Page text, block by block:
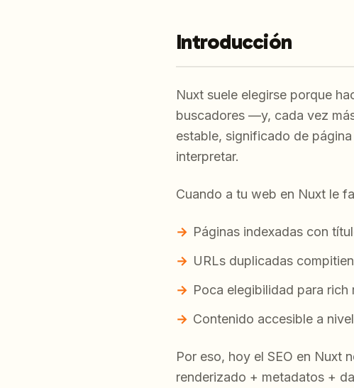
Introducción
Nuxt suele elegirse porque
buscadores —y, cada vez
estable, significado de
interpretar.
Cuando a tu web en Nuxt le
Páginas indexadas con
URLs duplicadas
Poca elegibilidad para rich
Contenido accesible a
Por eso, hoy el SEO en Nuxt
renderizado + metadatos +